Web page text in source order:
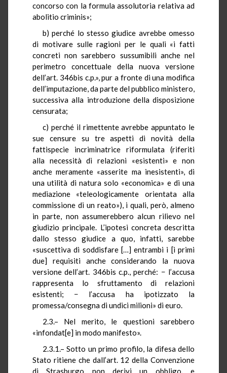
concorso con la formula assolutoria relativa ad
abolitio criminis»;
b) perché lo stesso giudice avrebbe omesso
di motivare sulle ragioni per le quali «i fatti
concreti non sarebbero sussumibili anche nel
perimetro concettuale della nuova versione
dell’art. 346bis c.p.», pur a fronte di una modifica
dell’imputazione, da parte del pubblico ministero,
successiva alla introduzione della disposizione
censurata;
c) perché il rimettente avrebbe appuntato le
sue censure su tre aspetti di novità della
fattispecie incriminatrice riformulata (riferiti
alla necessità di relazioni «esistenti» e non
anche meramente «asserite ma inesistenti», di
una utilità di natura solo «economica» e di una
mediazione «teleologicamente orientata alla
commissione di un reato»), i quali, però, almeno
in parte, non assumerebbero alcun rilievo nel
giudizio principale. L’ipotesi concreta descritta
dallo stesso giudice a quo, infatti, sarebbe
«suscettiva di soddisfare […] entrambi i [i primi
due] requisiti anche considerando la nuova
versione dell’art. 346bis c.p., perché: − l’accusa
rappresenta lo sfruttamento di relazioni
esistenti; − l’accusa ha ipotizzato la
promessa/consegna di undici milioni» di euro.
2.3.– Nel merito, le questioni sarebbero
«infondat[e] in modo manifesto».
2.3.1.– Sotto un primo profilo, la difesa dello
Stato ritiene che dall’art. 12 della Convenzione
di Strasburgo non derivi un obbligo, e